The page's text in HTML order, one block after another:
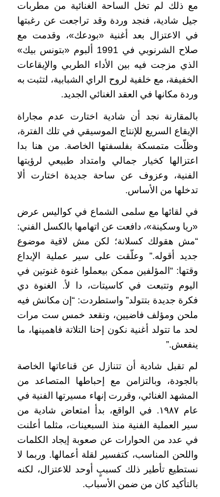
مع ذلك لم تخل الساحة الغنائية من مطربات
جيل شادية، فنجد وردة وقد تراجعت عن رغبتها
في الاعتزال بعد أغنية «بودعك»، وقدمت مع
صلاح الشرنوبي في 1991 ألبوم «بتونس بيك»
الذي مزجت فيه بين الأداء الطربي والإيقاعات
الخفيفة، مع خلفية لروح الراي الشبابية، لتثبت به
وردة مكانها في العقد الغنائي الجديد.
بالمقارنة نجد أن شادية اختارت عدم مجاراة
الإيقاع السريع للإنتاج الموسيقي في تلك الفترة،
وظلّت متمسكة بفلسفتها الخاصة. من هنا بدا
اعتزالها كخيار جمالي وامتداد طبيعي لرؤيتها
الفنية، وعزوف عن ساحة جديدة اختارت ألا
تدخلها من الأساس.
في لقائها مع سلمى الشماع في كواليس عرض
«ريا وسكينة»، دافعت عن اتهامها بالكسل الفني:
“مش هقولك كسلانة؛ لكن مش لاقية موضوع
جديد أقوله.” وعلّقت على سير عملية الإبداع
وقتها: “المؤلفين ممكن بيعملوا غنوة غنوتين في
اليوم وتتبعت في كاسيتات، دا لأ. الغنوة دي
فكرة جديدة بتتولد” واستطردت: “إن مكانش فيه
ملحن ومؤلف فاضيين، ونقعد خمس ست مرات
لحد ما تتولد أغنية نكون إحنا التلاتة فاهمينها، ما
ينفعش.”
لم تقبل شادية أن تتنازل عن قناعاتها الخاصة
بالجودة، وبالتزامن مع إحباطها المتصاعد من
المشهد الغنائي، وقررت إنهاء مسيرتها الفنية في
عام ١٩٨٧. في الواقع، بدأ امتعاض شادية من
سير العملية الفنية منذ السبعينات، مثلما أعلنت
في عدد من الحوارات عن صعوبة إيجاد الكلمات
واللحن المناسب، كتفسير لقلة أعمالها. وربما لا
نستطيع تأطير ذلك كسببٍ أوحد للاعتزال، لكنه
بالتأكيد كان من ضمن الأسباب.